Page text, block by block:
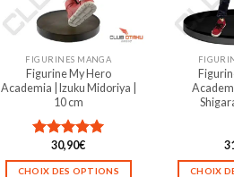
FIGURINES MANGA
Figurine My Hero
Academia | Izuku Midoriya |
10 cm
Note5.00
sur 5
30,90€
CHOIX DES OPTIONS CHOIX